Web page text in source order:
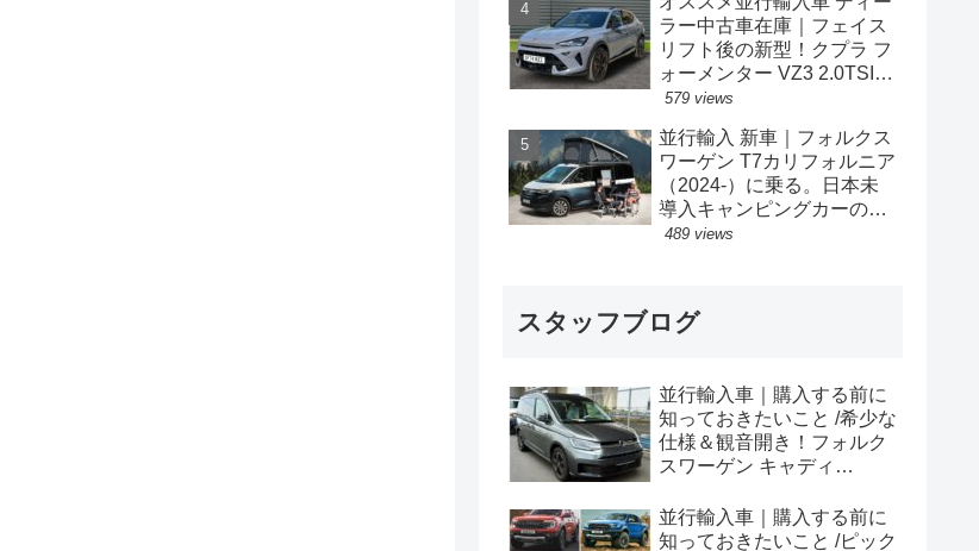
ラー中古車在庫｜フェイス
リフト後の新型！クプラ フ
ォーメンター VZ3 2.0TSI
333PS 4Drive 7DSG 右ハン
579 views
並行輸入 新車｜フォルクス
ワーゲン T7カリフォルニア
（2024-）に乗る。日本未
導入キャンピングカーの概
要・スペック・価格の情
489 views
スタッフブログ
並行輸入車｜購入する前に
知っておきたいこと /希少な
仕様＆観音開き！フォルク
スワーゲン キャディ
並行輸入車｜購入する前に
知っておきたいこと /ピック